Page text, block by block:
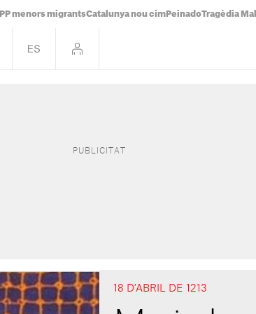
PP menors migrantsCatalunya nou cim PeinadoTragèdia
18 D’ABRIL DE 1213